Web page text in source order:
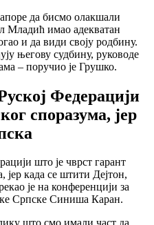
да бисмо олакшали
Младић имао адекватан
и да види своју родбину.
његову судбину, руководе
– поручио је Грушко.
Федерацији
споразума, јер
што је чврст гарант
јер када се штити Дејтон,
је на конференцији за
Српске Синиша Каран.